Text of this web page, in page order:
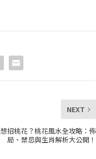
NEXT
想招桃花？桃花風水全攻略：佈
局、禁忌與生肖解析大公開！